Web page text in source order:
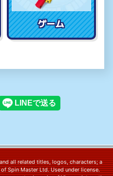
ゲーム
all related titles, logos, characters; a
Spin Master Ltd. Used under license.